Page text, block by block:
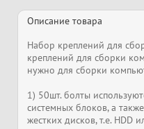
Описание товара
Набор креплений для
креплений для сборки
нужно для сборки
1) 50шт. болты
системных блоков, а
жестких дисков, т.е. HDD